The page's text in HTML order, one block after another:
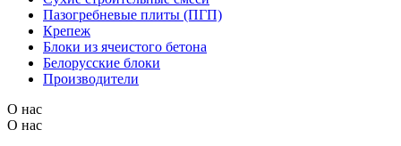
Пазогребневые плиты (ПГП)
Крепеж
Блоки из ячеистого бетона
Белорусские блоки
Производители
О нас
О нас